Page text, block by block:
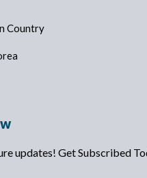
Country
updates! Get Subscribed